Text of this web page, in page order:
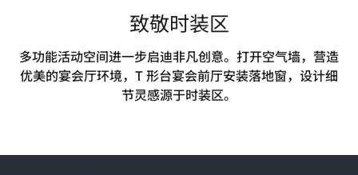
致敬时装区
多功能活动空间进一步启迪非凡创意。打开空气墙，营造
优美的宴会厅环境，T 形台宴会前厅安装落地窗，设计细
节灵感源于时装区。